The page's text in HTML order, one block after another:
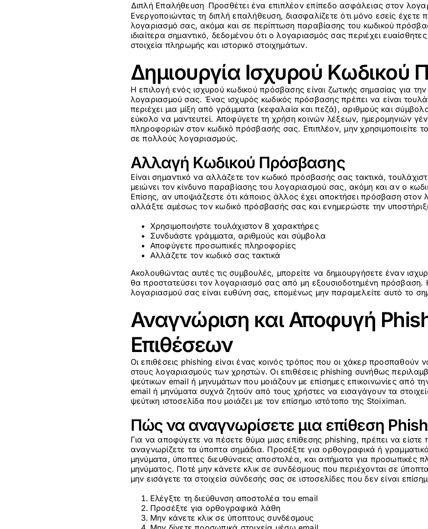
Διπλή Επαλήθευση Προσθέτει ένα επιπλέον επίπεδο ασφάλειας στον
Ενεργοποιώντας τη διπλή επαλήθευση, διασφαλίζετε ότι μόνο εσείς έχετε
λογαριασμό σας, ακόμα και σε περίπτωση παραβίασης του κωδικού
ιδιαίτερα σημαντικό, δεδομένου ότι ο λογαριασμός σας περιέχει
στοιχεία πληρωμής και ιστορικό στοιχημάτων.
Δημιουργία Ισχυρού Κωδικού
Η επιλογή ενός ισχυρού κωδικού πρόσβασης είναι ζωτικής σημασίας για
λογαριασμού σας. Ένας ισχυρός κωδικός πρόσβασης πρέπει να είναι
περιέχει μια μίξη από γράμματα (κεφαλαία και πεζά), αριθμούς και
εύκολο να μαντευτεί. Αποφύγετε τη χρήση κοινών λέξεων, ημερομηνιών
πληροφοριών στον κωδικό πρόσβασής σας. Επιπλέον, μην χρησιμοποιείτε
σε πολλούς λογαριασμούς.
Αλλαγή Κωδικού Πρόσβασης
Είναι σημαντικό να αλλάζετε τον κωδικό πρόσβασής σας τακτικά,
μειώνει τον κίνδυνο παραβίασης του λογαριασμού σας, ακόμη και αν ο
Επίσης, αν υποψιάζεστε ότι κάποιος άλλος έχει αποκτήσει πρόσβαση στον
αλλάξτε αμέσως τον κωδικό πρόσβασής σας και ενημερώστε την
Χρησιμοποιήστε τουλάχιστον 8 χαρακτήρες
Συνδυάστε γράμματα, αριθμούς και σύμβολα
Αποφύγετε προσωπικές πληροφορίες
Αλλάζετε τον κωδικό σας τακτικά
Ακολουθώντας αυτές τις συμβουλές, μπορείτε να δημιουργήσετε έναν
θα προστατεύσει τον λογαριασμό σας από μη εξουσιοδοτημένη
λογαριασμού σας είναι ευθύνη σας, επομένως μην παραμελείτε αυτό το
Αναγνώριση και Αποφυγή
Επιθέσεων
Οι επιθέσεις phishing είναι ένας κοινός τρόπος που οι χάκερ
στους λογαριασμούς των χρηστών. Οι επιθέσεις phishing συνήθως
ψεύτικων email ή μηνυμάτων που μοιάζουν με επίσημες επικοινωνίες από
email ή μηνύματα συχνά ζητούν από τους χρήστες να εισαγάγουν τα
ψεύτικη ιστοσελίδα που μοιάζει με τον επίσημο ιστότοπο της Stoiximan.
Πώς να αναγνωρίσετε μια επίθεση
Για να αποφύγετε να πέσετε θύμα μιας επίθεσης phishing, πρέπει να είστε
αναγνωρίζετε τα ύποπτα σημάδια. Προσέξτε για ορθογραφικά ή
μηνύματα, ύποπτες διευθύνσεις αποστολέα, και αιτήματα για προσωπικές
μηνύματος. Ποτέ μην κάνετε κλικ σε συνδέσμους που περιέχονται σε
μην εισάγετε τα στοιχεία σύνδεσής σας σε ιστοσελίδες που δεν είναι
Ελέγξτε τη διεύθυνση αποστολέα του email
Προσέξτε για ορθογραφικά λάθη
Μην κάνετε κλικ σε ύποπτους συνδέσμους